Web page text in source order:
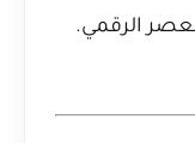
الرقمي.